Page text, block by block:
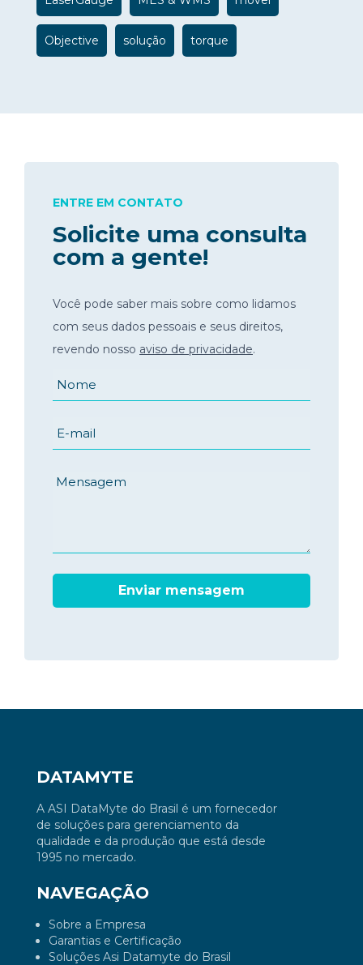
Objective solução torque
ENTRE EM CONTATO
Solicite uma consulta
com a gente!
Você pode saber mais sobre como lidamos
com seus dados pessoais e seus direitos,
revendo nosso aviso de privacidade.
DATAMYTE
A ASI DataMyte do Brasil é um fornecedor
de soluções para gerenciamento da
qualidade e da produção que está desde
1995 no mercado.
NAVEGAÇÃO
Sobre a Empresa
Garantias e Certificação
Soluções Asi Datamyte do Brasil